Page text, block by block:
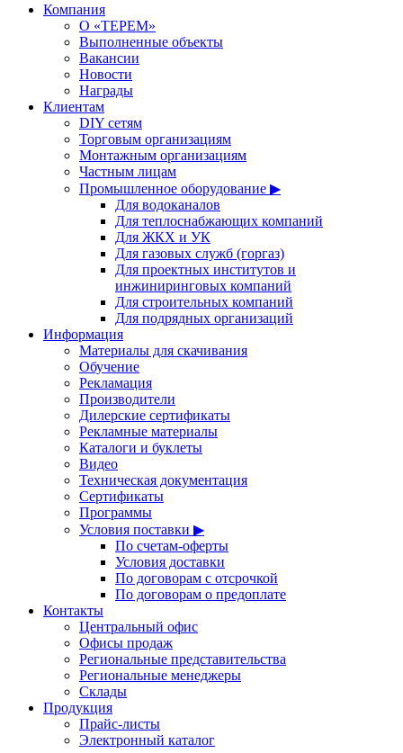
Компания
О «ТЕРЕМ»
Выполненные объекты
Вакансии
Новости
Награды
Клиентам
DIY сетям
Торговым организациям
Монтажным организациям
Частным лицам
Промышленное оборудование ▶
Для водоканалов
Для теплоснабжающих компаний
Для ЖКХ и УК
Для газовых служб (горгаз)
Для проектных институтов и
инжиниринговых компаний
Для строительных компаний
Для подрядных организаций
Информация
Материалы для скачивания
Обучение
Рекламация
Производители
Дилерские сертификаты
Рекламные материалы
Каталоги и буклеты
Видео
Техническая документация
Сертификаты
Программы
Условия поставки ▶
По счетам-оферты
Условия доставки
По договорам с отсрочкой
По договорам о предоплате
Контакты
Центральный офис
Офисы продаж
Региональные представительства
Региональные менеджеры
Склады
Продукция
Прайс-листы
Электронный каталог